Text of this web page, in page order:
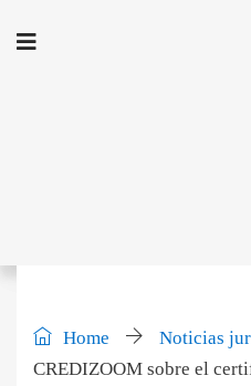
Home Noticias
CREDIZOOM sobre el